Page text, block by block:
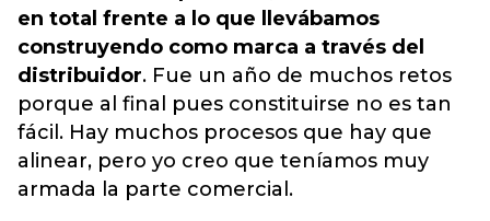
en total frente a lo que llevábamos
construyendo como marca a través del
distribuidor. Fue un año de muchos retos
porque al final pues constituirse no es tan
fácil. Hay muchos procesos que hay que
alinear, pero yo creo que teníamos muy
armada la parte comercial.